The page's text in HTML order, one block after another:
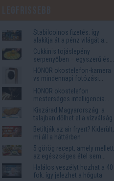
Stabilcoinos fizetés: így
alakítja át a pénz világát a
Visa, a Mastercard és a
Western Union
Cukkinis tojáslepény
serpenyőben – egyszerű és
laktató vacsora
HONOR okostelefon-kamera
vs mindennapi fotózási
igények
HONOR okostelefon
mesterséges intelligencia
funkciók, amelyek
megkönnyítik az életet
Kiszárad Magyarország: a
talajban dőlhet el a vízválság
Betiltják az air fryert? Kiderült,
mi áll a háttérben
5 görög recept, amely mellett
az egészséges étel sem
tűnik lemondásnak
Halálos veszélyt hozhat a 40
fok: így jelezhet a hőguta